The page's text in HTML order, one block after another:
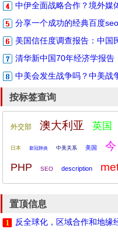
中伊全面战略合作？境外媒
分享一个成功的经典百度
美国信任度调查报告：中国
清华新中国70年经济学报
中美会发生战争吗？中美战
按标签查询
外交部 澳大利亚 英国
日本 新冠肺炎 中美关系 美国
PHP SEO description
置顶信息
反全球化，区域合作和地缘